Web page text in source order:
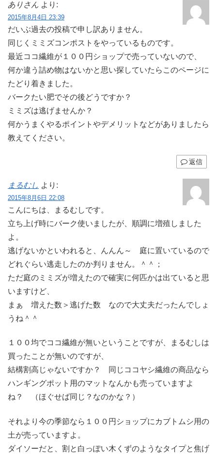
ありさん より:
2015年8月4日 23:39
だいぶ過去の投稿で申し訳ありません。
同じくミミズコンポストをやっているものです。
最近ココ繊維が１００円ショップで売っていないので、
何か違う詰め物はないかと思い探していたらこのページに
たどり着きました。
バークたい肥でその後どうですか？
ミミズは逃げませんか？
何かうまくやるポイントやデメリットなどがありましたら
教えてください。
返信
まるむし より:
2015年8月6日 22:08
こんにちは、まるむしです。
立ち上げ時にバーク使いましたが、順調に増殖しました
よ。
逃げないかといわれると、んんん～ 庭に置いているので
どれぐらい逃走したのか判りません。＾＾；
ただ庭のミミズが増えたので確実に何匹かは出ていると思
いますけど、
まぁ 増えた数＞逃げた数 なので大丈夫だったんでしょ
うね＾＾
１００均でココ繊維が無いということですが、まるむしは
買ったことが無いのですが、
結構割高じゃないですか？ 同じココヤシ繊維の商品なら
ハンギングポット用のマットなんかも売っていますよ
ね？ （ほぐせば同じ？なのかな？）
それより今の季節なら１００円ショップにカブトムシ用の
土が売っていますよ。
ダイソーだと、割と白っぽい木くずのようなタイプと焦げ